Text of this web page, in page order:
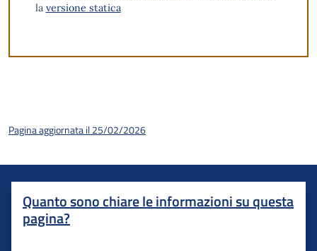
la versione statica
Pagina aggiornata il 25/02/2026
Quanto sono chiare le informazioni su questa
pagina?